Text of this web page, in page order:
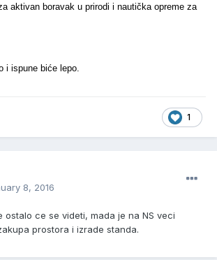
aktivan boravak u prirodi i nautička opreme za
i ispune biće lepo.
1
8, 2016
ostalo ce se videti, mada je na NS veci
prostora i izrade standa.